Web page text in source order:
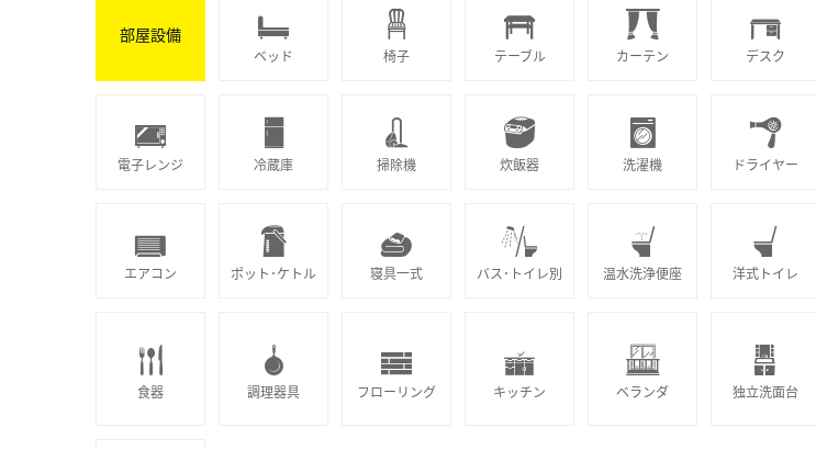
部屋設備
ベッド 椅子 テーブル カーテン デスク
電子レンジ 冷蔵庫 掃除機 炊飯器 洗濯機 ドライヤー
エアコン ポット･ケトル 寝具一式 バス･トイレ別 温水洗浄便座 洋式トイレ
食器 調理器具 フローリング キッチン ベランダ 独立洗面台